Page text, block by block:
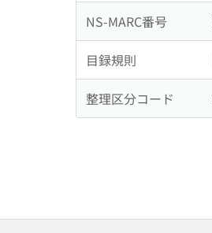
NS-MARC番号
目録規則
整理区分コード